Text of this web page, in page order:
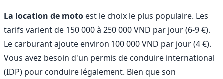
La location de moto est le choix le plus populaire. Les
tarifs varient de 150 000 à 250 000 VND par jour (6-9 €).
Le carburant ajoute environ 100 000 VND par jour (4 €).
Vous avez besoin d'un permis de conduire international
(IDP) pour conduire légalement. Bien que son